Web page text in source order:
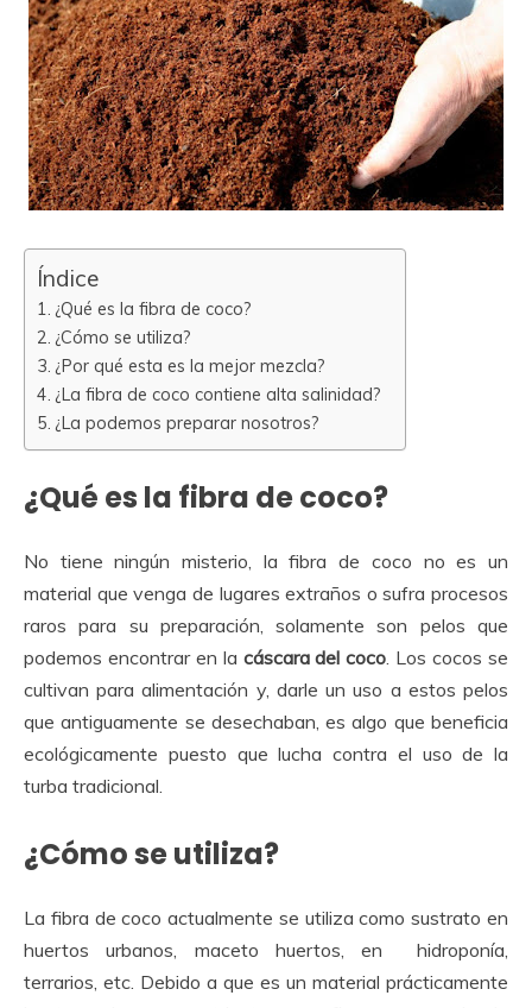
Índice
¿Qué es la fibra de coco?
¿Cómo se utiliza?
¿Por qué esta es la mejor mezcla?
¿La fibra de coco contiene alta salinidad?
¿La podemos preparar nosotros?
¿Qué es la fibra de coco?
No tiene ningún misterio, la fibra de coco no es un
material que venga de lugares extraños o sufra procesos
raros para su preparación, solamente son pelos que
podemos encontrar en la cáscara del coco . Los cocos se
cultivan para alimentación y, darle un uso a estos pelos
que antiguamente se desechaban, es algo que beneficia
ecológicamente puesto que lucha contra el uso de la
turba tradicional.
¿Cómo se utiliza?
La fibra de coco actualmente se utiliza como sustrato en
huertos urbanos, maceto huertos, en hidroponía,
terrarios, etc. Debido a que es un material prácticamente